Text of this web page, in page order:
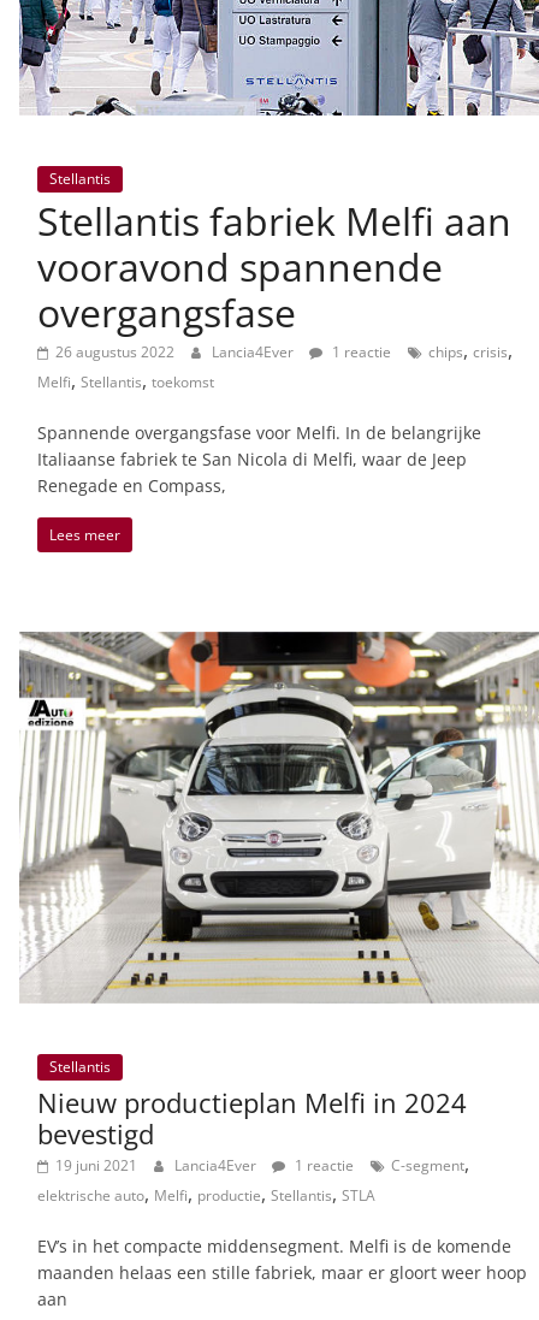
Stellantis
Stellantis fabriek Melfi aan
vooravond spannende
overgangsfase
26 augustus 2022 Lancia4Ever 1 reactie chips, crisis,
Melfi, Stellantis, toekomst
Spannende overgangsfase voor Melfi. In de belangrijke
Italiaanse fabriek te San Nicola di Melfi, waar de Jeep
Renegade en Compass,
Lees meer
Stellantis
Nieuw productieplan Melfi in 2024
bevestigd
19 juni 2021 Lancia4Ever 1 reactie C-segment,
elektrische auto, Melfi, productie, Stellantis, STLA
EV’s in het compacte middensegment. Melfi is de komende
maanden helaas een stille fabriek, maar er gloort weer hoop
aan